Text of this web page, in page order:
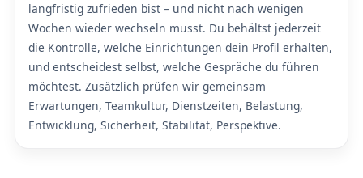
langfristig zufrieden bist – und nicht nach wenigen
Wochen wieder wechseln musst. Du behältst jederzeit
die Kontrolle, welche Einrichtungen dein Profil erhalten,
und entscheidest selbst, welche Gespräche du führen
möchtest. Zusätzlich prüfen wir gemeinsam
Erwartungen, Teamkultur, Dienstzeiten, Belastung,
Entwicklung, Sicherheit, Stabilität, Perspektive.